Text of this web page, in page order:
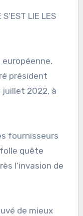
S’EST LIE LES
président
juillet 2022, à
fournisseurs
quête
l’invasion de
de mieux